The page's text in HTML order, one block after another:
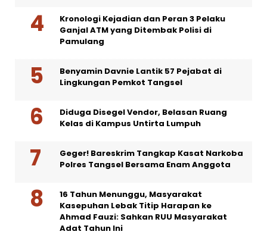
Kronologi Kejadian dan Peran 3 Pelaku
Ganjal ATM yang Ditembak Polisi di
Pamulang
Benyamin Davnie Lantik 57 Pejabat di
Lingkungan Pemkot Tangsel
Diduga Disegel Vendor, Belasan Ruang
Kelas di Kampus Untirta Lumpuh
Geger! Bareskrim Tangkap Kasat Narkoba
Polres Tangsel Bersama Enam Anggota
16 Tahun Menunggu, Masyarakat
Kasepuhan Lebak Titip Harapan ke
Ahmad Fauzi: Sahkan RUU Masyarakat
Adat Tahun Ini